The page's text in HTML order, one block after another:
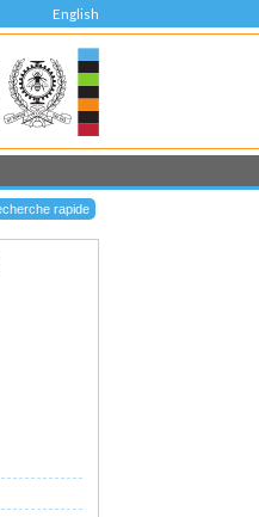
English